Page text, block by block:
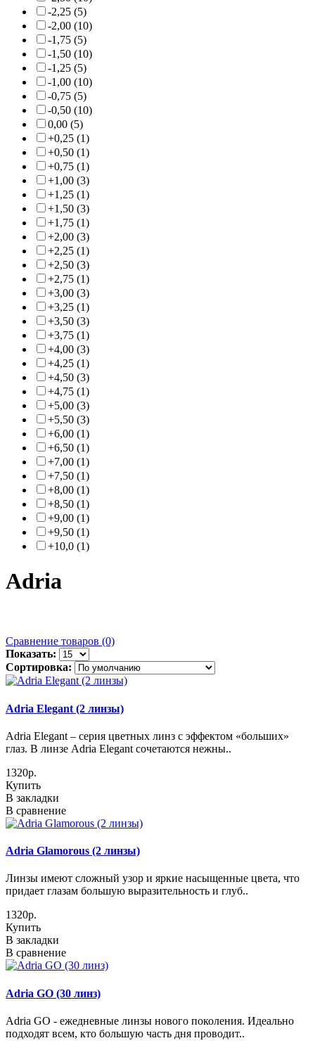
-2,25 (5)
-2,00 (10)
-1,75 (5)
-1,50 (10)
-1,25 (5)
-1,00 (10)
-0,75 (5)
-0,50 (10)
0,00 (5)
+0,25 (1)
+0,50 (1)
+0,75 (1)
+1,00 (3)
+1,25 (1)
+1,50 (3)
+1,75 (1)
+2,00 (3)
+2,25 (1)
+2,50 (3)
+2,75 (1)
+3,00 (3)
+3,25 (1)
+3,50 (3)
+3,75 (1)
+4,00 (3)
+4,25 (1)
+4,50 (3)
+4,75 (1)
+5,00 (3)
+5,50 (3)
+6,00 (1)
+6,50 (1)
+7,00 (1)
+7,50 (1)
+8,00 (1)
+8,50 (1)
+9,00 (1)
+9,50 (1)
+10,0 (1)
Adria
Сравнение товаров (0)
Показать:
Сортировка:
Adria Elegant (2 линзы)
Adria Elegant – серия цветных линз с эффектом «больших»
глаз. В линзе Adria Elegant сочетаются нежны..
1320р.
Купить
В закладки
В сравнение
Adria Glamorous (2 линзы)
Линзы имеют сложный узор и яркие насыщенные цвета, что
придает глазам большую выразительность и глуб..
1320р.
Купить
В закладки
В сравнение
Adria GO (30 линз)
Adria GO - eжедневные линзы нового поколения. Идеально
подходят всем, кто большую часть дня проводит..